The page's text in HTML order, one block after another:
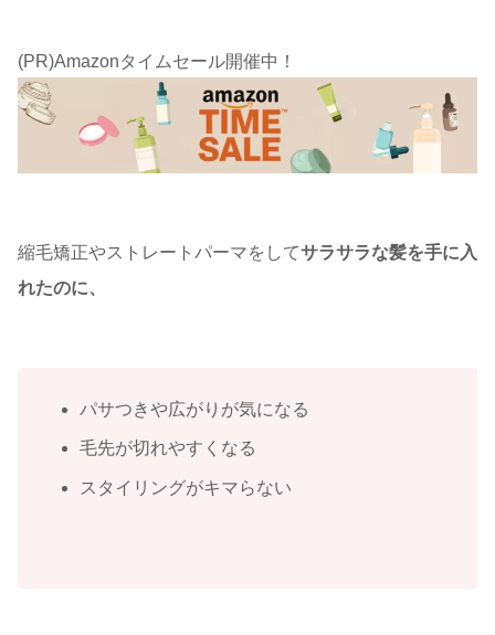
(PR)Amazonタイムセール開催中！
縮毛矯正やストレートパーマをしてサラサラな髪を手に入
れたのに、
パサつきや広がりが気になる
毛先が切れやすくなる
スタイリングがキマらない